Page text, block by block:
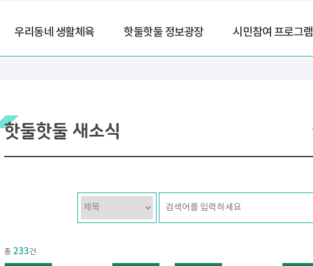
우리동네 생활체육 핫둘핫둘 정보광장 시민참여 프로그램
핫둘핫둘 새소식
총 233건